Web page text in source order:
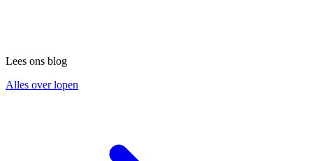
Lees ons blog
Alles over lopen